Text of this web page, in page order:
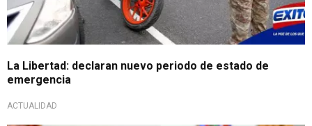
La Libertad: declaran nuevo periodo de estado de
emergencia
ACTUALIDAD